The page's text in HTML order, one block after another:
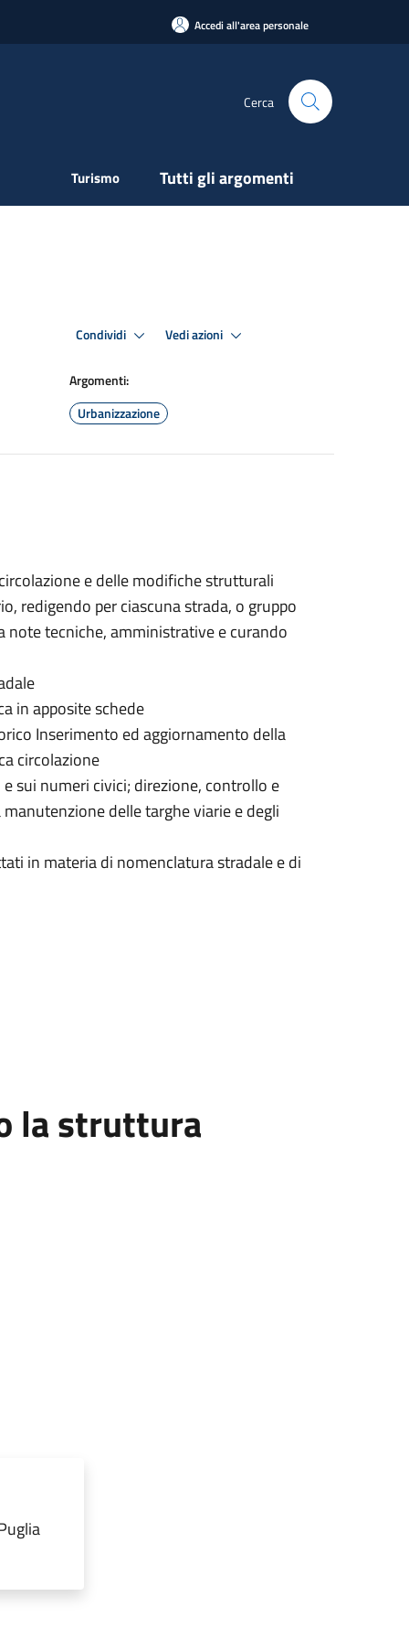
Accedi all'area personale
Cerca
Turismo Tutti gli argomenti
Condividi Vedi azioni
Argomenti:
Urbanizzazione
e delle modifiche strutturali
redigendo per ciascuna strada, o gruppo
note tecniche, amministrative e curando
in apposite schede
Inserimento ed aggiornamento della
circolazione
sui numeri civici; direzione, controllo e
delle targhe viarie e degli
in materia di nomenclatura stradale e di
la struttura